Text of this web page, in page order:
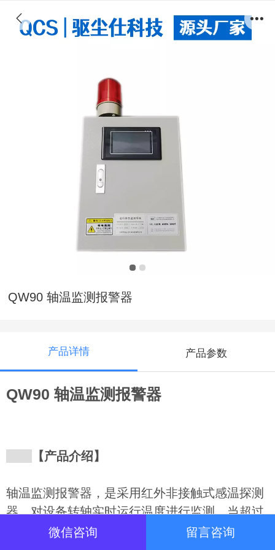
QW90 轴温监测报警器
产品详情 产品参数
QW90 轴温监测报警器
【产品介绍】
轴温监测报警器，是采用红外非接触式感温探测
器，对设备转轴实时运行温度进行监测，当超过
预设值时发出报警，并启动报警及联锁，保护系
微信咨询 留言咨询